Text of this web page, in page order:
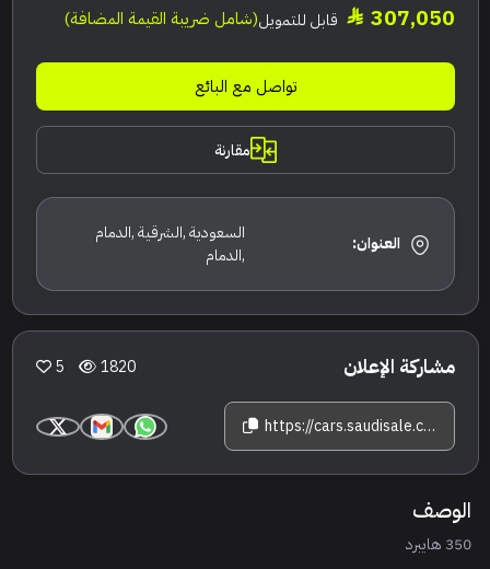
307,050 قابل للتمويل(شامل ضريبة القيمة المضافة)
تواصل مع البائع
مقارنة
العنوان:
السعودية ,الشرقية ,الدمام
,الدمام
مشاركة الإعلان 1820
5
https://cars.saudisale.com/listings/1k456v/2024-%D9%84%D9%83%D8%B2%D8%B3-%D8%A3%D8%B1-%D8%A5%D9%83%D8%B3-350
الوصف
350 هايبرد